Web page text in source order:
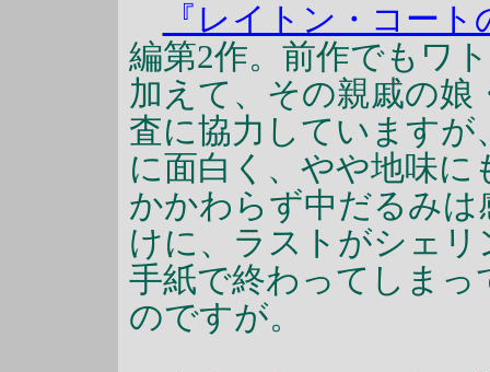
『レイトン・コート
編第2作。前作でもワ
加えて、その親戚の
査に協力していますが
に面白く、やや地味
かかわらず中だるみ
けに、ラストがシェ
手紙で終わってしま
のですが。